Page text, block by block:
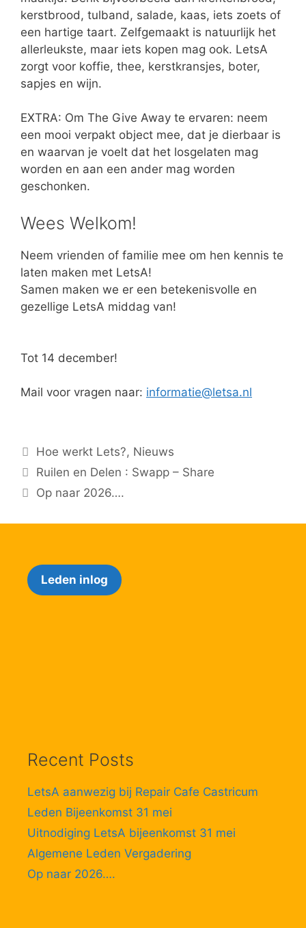
kerstbrood, tulband, salade, kaas, iets zoets of
een hartige taart. Zelfgemaakt is natuurlijk het
allerleukste, maar iets kopen mag ook. LetsA
zorgt voor koffie, thee, kerstkransjes, boter,
sapjes en wijn.
EXTRA: Om The Give Away te ervaren: neem
een mooi verpakt object mee, dat je dierbaar is
en waarvan je voelt dat het losgelaten mag
worden en aan een ander mag worden
geschonken.
Wees Welkom!
Neem vrienden of familie mee om hen kennis te
laten maken met LetsA!
Samen maken we er een betekenisvolle en
gezellige LetsA middag van!
Tot 14 december!
Mail voor vragen naar: informatie@letsa.nl
Categorieën
Hoe werkt Lets?, Nieuws
Ruilen en Delen : Swapp – Share
Op naar 2026….
Leden inlog
Recent Posts
LetsA aanwezig bij Repair Cafe Castricum
Leden Bijeenkomst 31 mei
Uitnodiging LetsA bijeenkomst 31 mei
Algemene Leden Vergadering
Op naar 2026….